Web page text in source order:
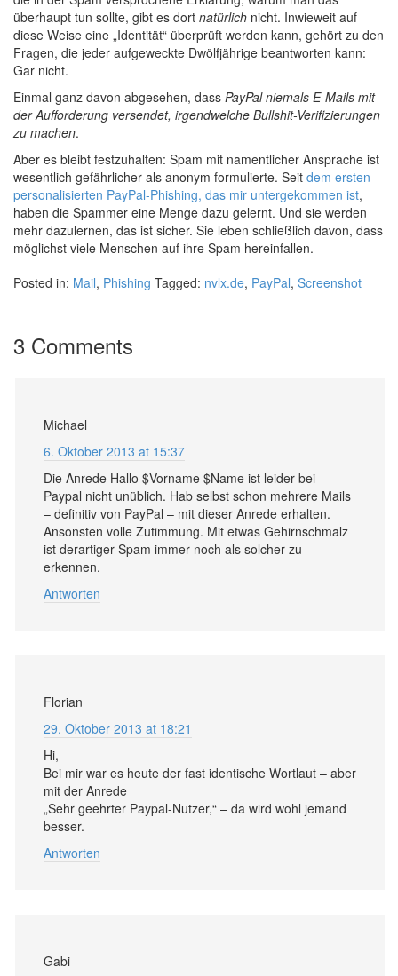
überhaupt tun sollte, gibt es dort natürlich nicht. Inwieweit auf
diese Weise eine „Identität“ überprüft werden kann, gehört zu den
Fragen, die jeder aufgeweckte Dwölfjährige beantworten kann:
Gar nicht.
Einmal ganz davon abgesehen, dass PayPal niemals E-Mails mit
der Aufforderung versendet, irgendwelche Bullshit-Verifizierungen
zu machen.
Aber es bleibt festzuhalten: Spam mit namentlicher Ansprache ist
wesentlich gefährlicher als anonym formulierte. Seit dem ersten
personalisierten PayPal-Phishing, das mir untergekommen ist,
haben die Spammer eine Menge dazu gelernt. Und sie werden
mehr dazulernen, das ist sicher. Sie leben schließlich davon, dass
möglichst viele Menschen auf ihre Spam hereinfallen.
Posted in: Mail, Phishing Tagged: nvlx.de, PayPal, Screenshot
3 Comments
Michael
6. Oktober 2013 at 15:37
Die Anrede Hallo $Vorname $Name ist leider bei
Paypal nicht unüblich. Hab selbst schon mehrere Mails
– definitiv von PayPal – mit dieser Anrede erhalten.
Ansonsten volle Zutimmung. Mit etwas Gehirnschmalz
ist derartiger Spam immer noch als solcher zu
erkennen.
Antworten
Florian
29. Oktober 2013 at 18:21
Hi,
Bei mir war es heute der fast identische Wortlaut – aber
mit der Anrede
„Sehr geehrter Paypal-Nutzer,“ – da wird wohl jemand
besser.
Antworten
Gabi